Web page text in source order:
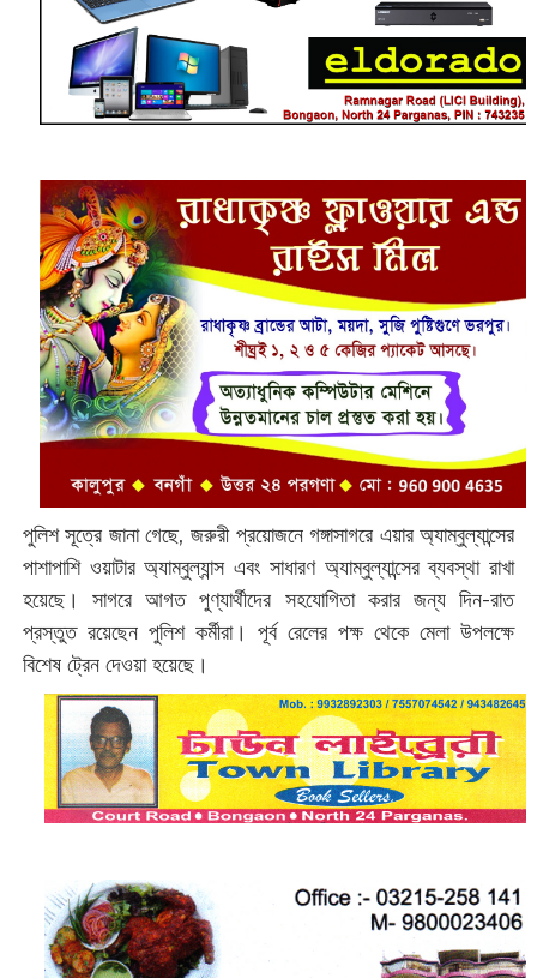
পুলিশ সূত্রে জানা গেছে, জরুরী প্রয়োজনে গঙ্গাসাগরে এয়ার অ্যাম্বুল্যান্সের
পাশাপাশি ওয়াটার অ্যাম্বুল্যান্স এবং সাধারণ অ্যাম্বুল্যান্সের ব্যবস্থা রাখা
হয়েছে। সাগরে আগত পুণ্যার্থীদের সহযোগিতা করার জন্য দিন-রাত
প্রস্তুত রয়েছেন পুলিশ কর্মীরা। পূর্ব রেলের পক্ষ থেকে মেলা উপলক্ষে
বিশেষ ট্রেন দেওয়া হয়েছে।